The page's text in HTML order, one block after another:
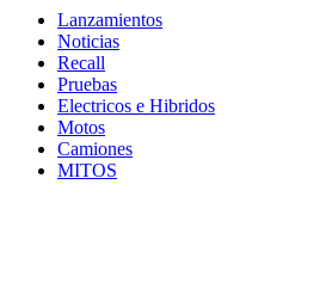
Lanzamientos
Noticias
Recall
Pruebas
Electricos e Hibridos
Motos
Camiones
MITOS